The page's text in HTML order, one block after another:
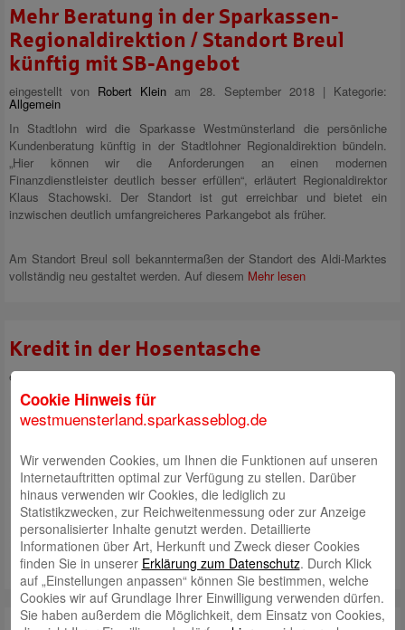
Mehr Beratung in der Sparkassen-
Regionaldirektion / Standort Breul
künftig mit SB-Angebot
eingestellt von Robert Klein am 28. September 2018 | Kategorie:
Allgemein
In Stadtlohn wird die Sparkasse Westmünsterland die persönliche
Kundenberatung künftig in der Stadtlohner Regionaldirektion bündeln.
„Hier können wir die Anforderungen an einen modernen
Finanzdienstleister deutlich besser erfüllen“, erläutert Regionaldirektor
Klaus Stachowski. Der Standort ist gut erreichbar und bietet ein
inzwischen deutlich umfangreicheres Parkangebot als früher.
Am Standort Breul soll bekanntermaßen der Standort des Aldi-Marktes
vollständig neu gestaltet werden. Auf diesem Mehr lesen
Kredit in der Hosentasche
eingestellt vonRobert Kleinam 1. Februar 2018 | Kategorie:Allgemein
oder lange gehegte Wünsche
spontan erfüllen, ohne mit dem
jeweiligen Händler die privaten
finanziellen Verhältnisse zu
besprechen: ganz einfach mit
unserer Sparkassencard Plus.
Mehr lesen
Cookie Hinweis für
westmuensterland.sparkasseblog.de
Wir verwenden Cookies, um Ihnen die Funktionen auf unseren
Internetauftritten optimal zur Verfügung zu stellen. Darüber
hinaus verwenden wir Cookies, die lediglich zu
Statistikzwecken, zur Reichweitenmessung oder zur Anzeige
personalisierter Inhalte genutzt werden. Detaillierte
Informationen über Art, Herkunft und Zweck dieser Cookies
finden Sie in unserer Erklärung zum Datenschutz. Durch Klick
auf „Einstellungen anpassen“ können Sie bestimmen, welche
Cookies wir auf Grundlage Ihrer Einwilligung verwenden dürfen.
Sie haben außerdem die Möglichkeit, dem Einsatz von Cookies,